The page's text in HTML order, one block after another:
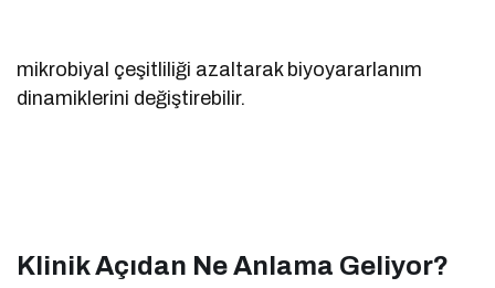
mikrobiyal çeşitliliği azaltarak biyoyararlanım
dinamiklerini değiştirebilir.
Klinik Açıdan Ne Anlama Geliyor?